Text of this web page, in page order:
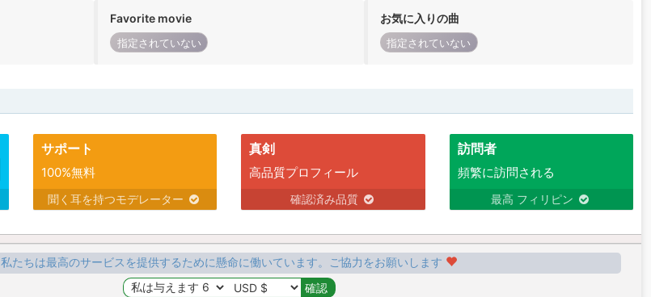
Favorite movie
指定されていない
お気に入りの曲
指定されていない
サポート
100%無料
聞く耳を持つモデレーター
真剣
高品質プロフィール
確認済み品質
訪問者
頻繁に訪問される
最高 フィリピン
私たちは最高のサービスを提供するために懸命に働いています。ご協力をお願いします